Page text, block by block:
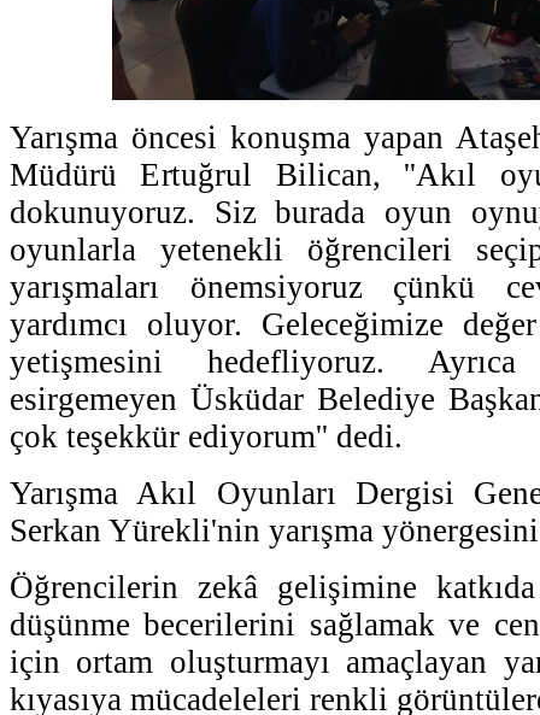
Yarışma öncesi konuşma yapan
Müdürü Ertuğrul Bilican, ''Akıl
dokunuyoruz. Siz burada oyun
oyunlarla yetenekli öğrencileri
yarışmaları önemsiyoruz çünkü
yardımcı oluyor. Geleceğimize
yetişmesini hedefliyoruz.
esirgemeyen Üsküdar Belediye
çok teşekkür ediyorum'' dedi.
Yarışma Akıl Oyunları Dergisi
Serkan Yürekli'nin yarışma
Öğrencilerin zekâ gelişimine
düşünme becerilerini sağlamak ve
için ortam oluşturmayı amaçlayan
kıyasıya mücadeleleri renkli